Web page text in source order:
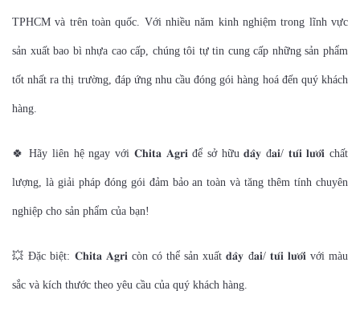
TPHCM và trên toàn quốc. Với nhiều năm kinh nghiệm trong lĩnh vực
sản xuất bao bì nhựa cao cấp, chúng tôi tự tin cung cấp những sản phẩm
tốt nhất ra thị trường, đáp ứng nhu cầu đóng gói hàng hoá đến quý khách
hàng.
🍀 Hãy liên hệ ngay với 𝐂𝐡𝐢𝐭𝐚 𝐀𝐠𝐫𝐢 để sở hữu 𝐝𝐚̂𝐲 đ𝐚𝐢/ 𝐭𝐮́𝐢 𝐥𝐮̛𝐨̛́𝐢 chất
lượng, là giải pháp đóng gói đảm bảo an toàn và tăng thêm tính chuyên
nghiệp cho sản phẩm của bạn!
💥 Đặc biệt: 𝐂𝐡𝐢𝐭𝐚 𝐀𝐠𝐫𝐢 còn có thể sản xuất 𝐝𝐚̂𝐲 đ𝐚𝐢/ 𝐭𝐮́𝐢 𝐥𝐮̛𝐨̛́𝐢 với màu
sắc và kích thước theo yêu cầu của quý khách hàng.